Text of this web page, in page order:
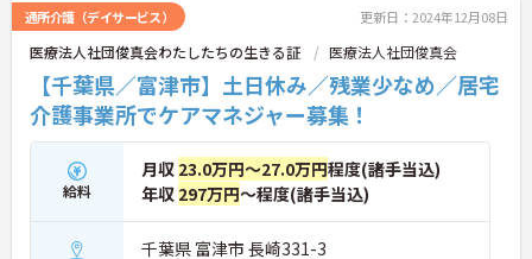
通所介護（デイサービス） 更新日：2024年12月08日
医療法人社団俊真会わたしたちの生きる証 医療法人社団俊真会
【千葉県／富津市】土日休み／残業少なめ／居宅
介護事業所でケアマネジャー募集！
給料
月収 23.0万円～27.0万円程度(諸手当込)
年収 297万円～程度(諸手当込)
千葉県 富津市 長崎331-3